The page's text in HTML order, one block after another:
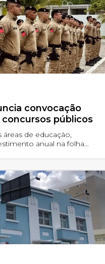
convocação
públicos
de educação,
anual na folha